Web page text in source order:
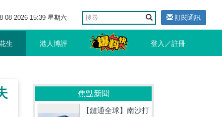
08-2026 15:39 星期六 訂閱通訊
生 港人博評 登入／註冊
焦點新聞
【鏈通全球】南沙打